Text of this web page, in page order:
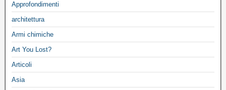
Approfondimenti
architettura
Armi chimiche
Art You Lost?
Articoli
Asia